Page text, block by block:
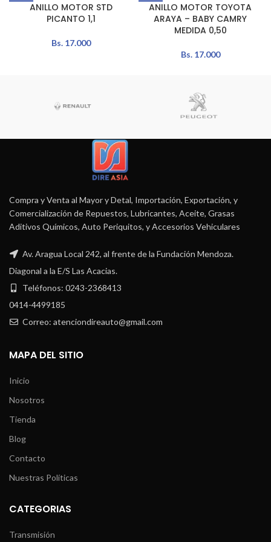
ANILLO MOTOR STD
PICANTO 1,1
Bs.17.000
ANILLO MOTOR TOYOTA
ARAYA – BABY CAMRY
MEDIDA 0,50
Bs.17.000
Compra y Venta al Mayor y Detal, Importación, Exportación, y
Comercialización de Repuestos, Lubricantes, Aceite, Grasas
Aditivos Químicos, Auto Periquitos, y Accesorios Vehiculares
Av. Aragua Local 242, al frente de la Fundación Mendoza.
Diagonal a la E/S Las Acacias.
Teléfonos: 0243-2368413
0414-4499185
Correo: atenciondireauto@gmail.com
MAPA DEL SITIO
Inicio
Nosotros
Tienda
Blog
Contacto
Nuestras Políticas
CATEGORIAS
Transmisión